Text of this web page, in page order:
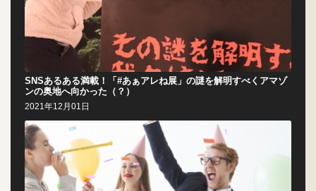
SNSあるある満載！「#あぁアレね展」の謎を解明すべくアマゾ
ンの奥地へ向かった（？）
2021年12月01日